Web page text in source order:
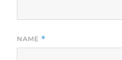
NAME *